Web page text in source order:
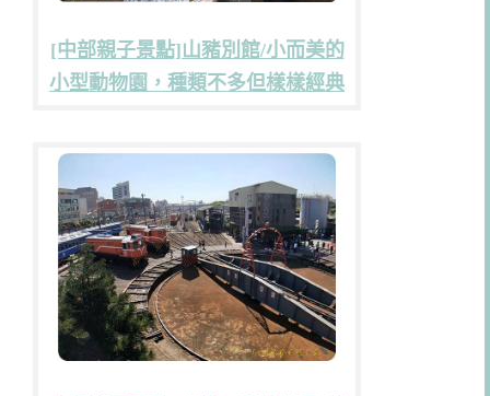
[中部親子景點]山豬別館/小而美的
小型動物園，種類不多但樣樣經典